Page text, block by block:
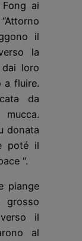
ai
il
la
dai loro
a fluire.
da
donata
poté il
“.
piange
il
al